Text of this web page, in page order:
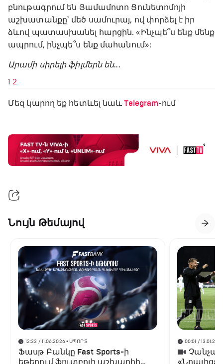
բնութագրում են Յամամոտո Ցունետոմոյի
աշխատանքը՝ մեծ սամուրայ, ով փորձել է իր
ձևով պատասխանել հարցին. «Ինչպե՞ս ենք մենք
ապրում, ինչպե՞ս ենք մահանում»:
Արամի սիրելի ֆիլմերն են․․․
1 2
Մեզ կարող եք հետևել նաև Telegram-ում
Նույն Թեմայով
12:33 / 11.06.2026• ՍՊՈՐՏ
Ֆասթ Բանկը Fast Sports-ի
եթերում ֆուտբոլի աշխարհի
00:01 /
«Նոայից»